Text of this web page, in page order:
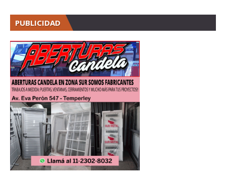
PUBLICIDAD